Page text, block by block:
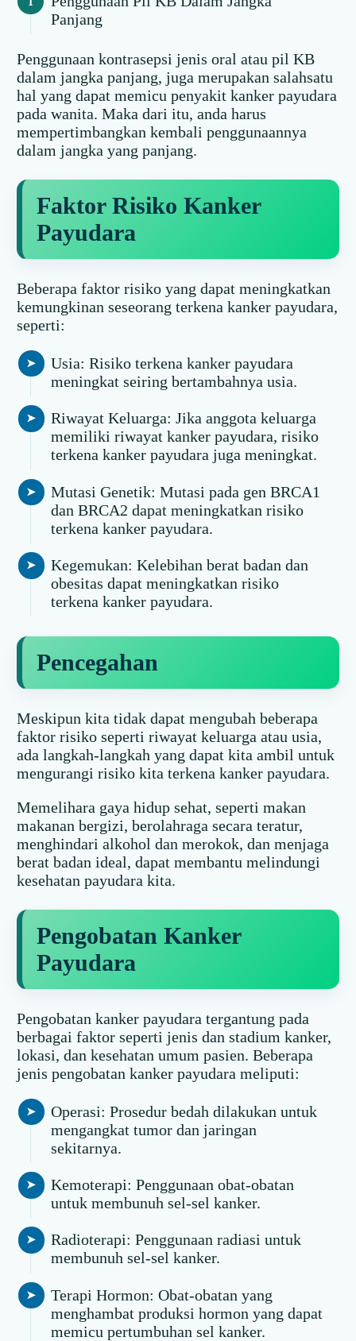
Panjang
Penggunaan kontrasepsi jenis oral atau pil KB
dalam jangka panjang, juga merupakan salahsatu
hal yang dapat memicu penyakit kanker payudara
pada wanita. Maka dari itu, anda harus
mempertimbangkan kembali penggunaannya
dalam jangka yang panjang.
Faktor Risiko Kanker
Payudara
Beberapa faktor risiko yang dapat meningkatkan
kemungkinan seseorang terkena kanker payudara,
seperti:
Usia: Risiko terkena kanker payudara
meningkat seiring bertambahnya usia.
Riwayat Keluarga: Jika anggota keluarga
memiliki riwayat kanker payudara, risiko
terkena kanker payudara juga meningkat.
Mutasi Genetik: Mutasi pada gen BRCA1
dan BRCA2 dapat meningkatkan risiko
terkena kanker payudara.
Kegemukan: Kelebihan berat badan dan
obesitas dapat meningkatkan risiko
terkena kanker payudara.
Pencegahan
Meskipun kita tidak dapat mengubah beberapa
faktor risiko seperti riwayat keluarga atau usia,
ada langkah-langkah yang dapat kita ambil untuk
mengurangi risiko kita terkena kanker payudara.
Memelihara gaya hidup sehat, seperti makan
makanan bergizi, berolahraga secara teratur,
menghindari alkohol dan merokok, dan menjaga
berat badan ideal, dapat membantu melindungi
kesehatan payudara kita.
Pengobatan Kanker
Payudara
Pengobatan kanker payudara tergantung pada
berbagai faktor seperti jenis dan stadium kanker,
lokasi, dan kesehatan umum pasien. Beberapa
jenis pengobatan kanker payudara meliputi:
Operasi: Prosedur bedah dilakukan untuk
mengangkat tumor dan jaringan
sekitarnya.
Kemoterapi: Penggunaan obat-obatan
untuk membunuh sel-sel kanker.
Radioterapi: Penggunaan radiasi untuk
membunuh sel-sel kanker.
Terapi Hormon: Obat-obatan yang
menghambat produksi hormon yang dapat
memicu pertumbuhan sel kanker.